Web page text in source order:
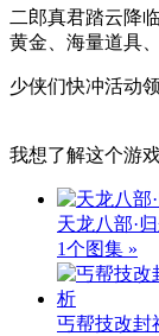
二郎真君踏云降
黄金、海量道具
少侠们快冲活动
我想了解这个游戏
天龙八部·
1个图集 »
丐帮技改封